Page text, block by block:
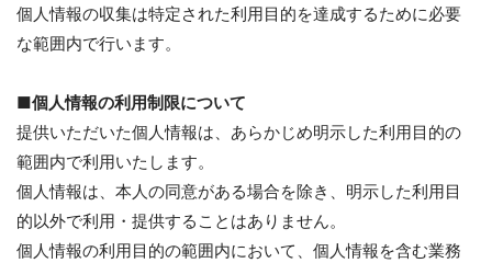
個人情報の収集は特定された利用目的を達成するために必要
な範囲内で行います。
■個人情報の利用制限について
提供いただいた個人情報は、あらかじめ明示した利用目的の
範囲内で利用いたします。
個人情報は、本人の同意がある場合を除き、明示した利用目
的以外で利用・提供することはありません。
個人情報の利用目的の範囲内において、個人情報を含む業務